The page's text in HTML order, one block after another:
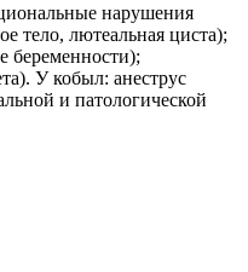
нарушения
тело, лютеальная циста);
беременности);
У кобыл: анеструс
и патологической